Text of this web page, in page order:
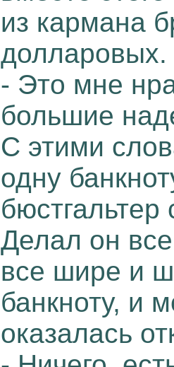
из кармана
долларовых.
- Это мне
большие
С этими
одну
Делал он
все шире и
банкноту, и
оказалась